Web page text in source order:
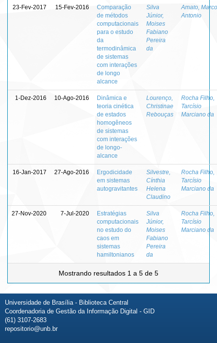
23-Fev-2017 15-Fev-2016
Comparação
de métodos
computacionais
para o estudo
da
termodinâmica
de sistemas
com interações
de longo
alcance
Silva
Júnior,
Moises
Fabiano
Pereira
da
Amato, Marco
Antonio
1-Dez-2016 10-Ago-2016
Dinâmica e
teoria cinética
de estados
homogêneos
de sistemas
com interações
de longo-
alcance
Lourenço,
Christinae
Rebouças
Rocha Filho,
Tarcísio
Marciano da
16-Jan-2017 27-Ago-2016
Ergodicidade
em sistemas
autogravitantes
Silvestre,
Cínthia
Helena
Claudino
Rocha Filho,
Tarcísio
Marciano da
27-Nov-2020 7-Jul-2020
Estratégias
computacionais
no estudo do
caos em
sistemas
hamiltonianos
Silva
Júnior,
Moises
Fabiano
Pereira
da
Rocha Filho,
Tarcísio
Marciano da
Mostrando resultados 1 a 5 de 5
Universidade de Brasília - Biblioteca Central
Coordenadoria de Gestão da Informação Digital - GID
(61) 3107-2683
repositorio@unb.br